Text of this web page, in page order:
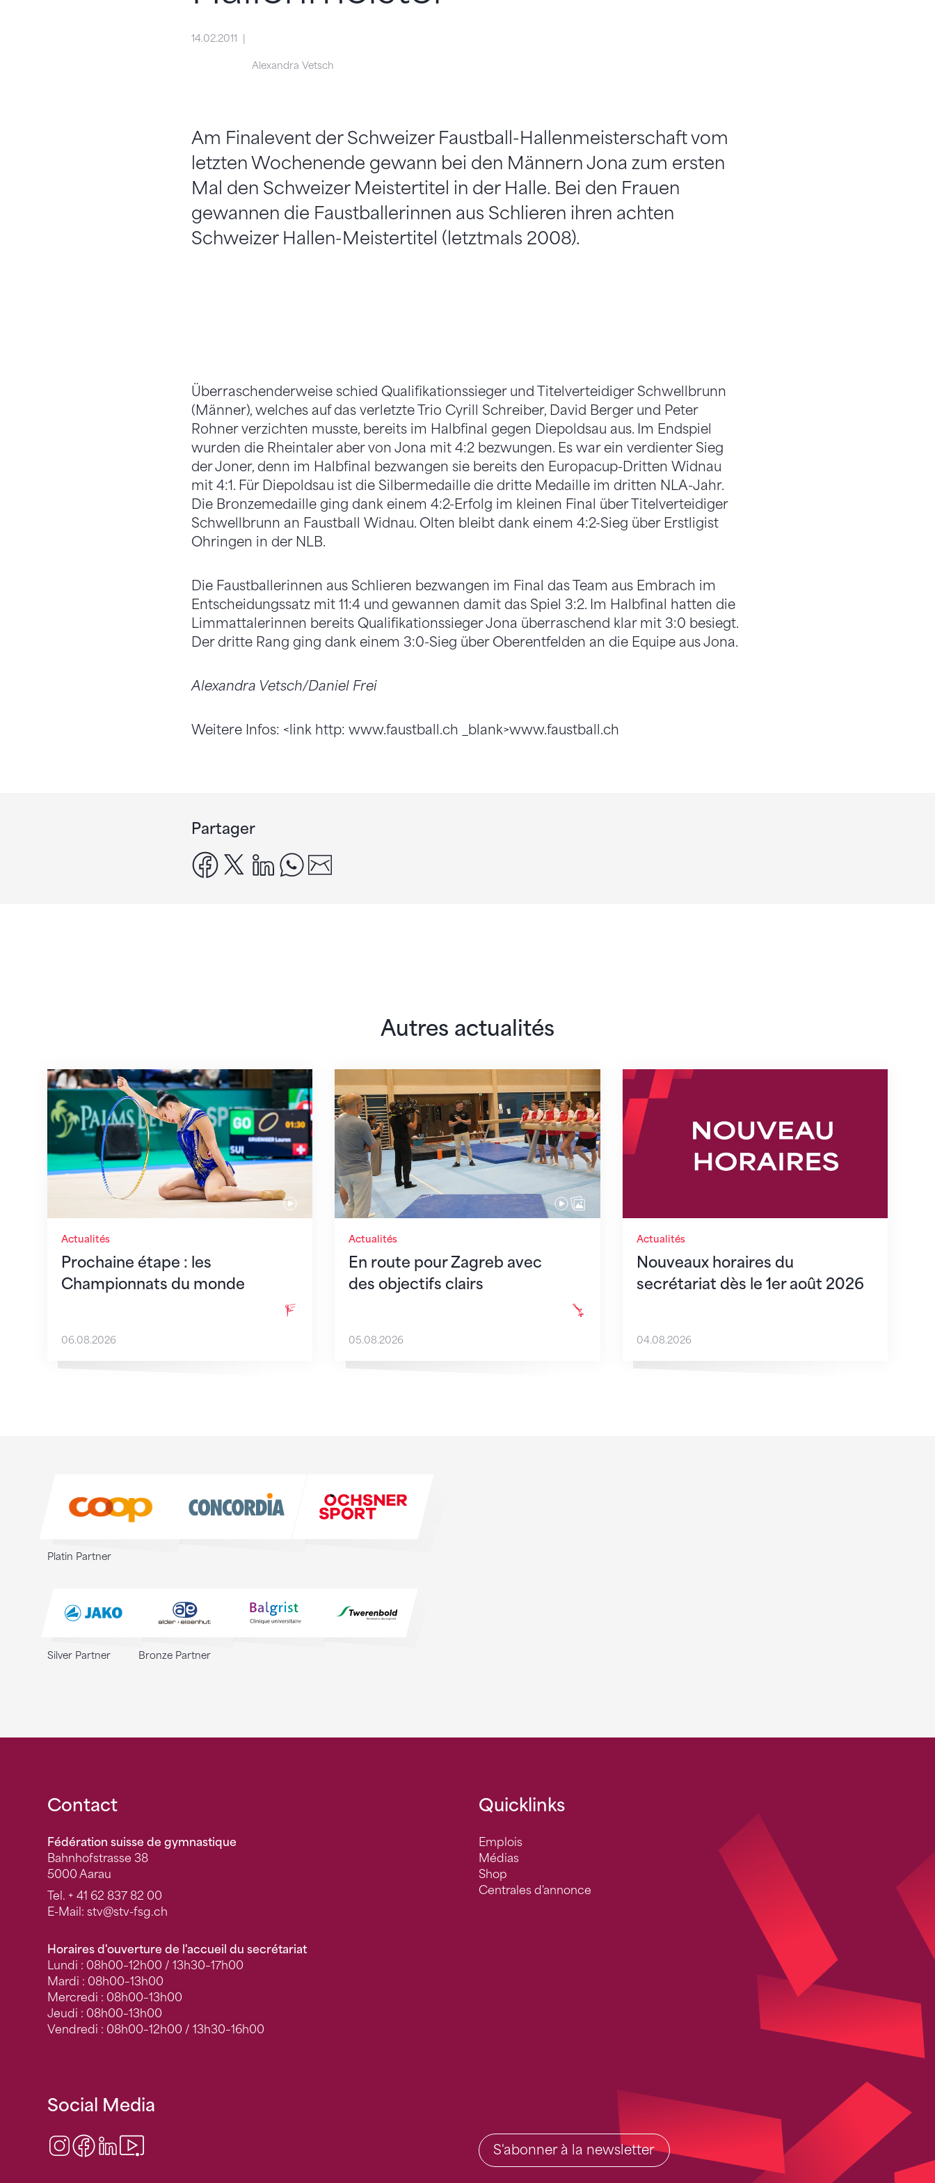
14.02.2011
Alexandra Vetsch
Am Finalevent der Schweizer Faustball-Hallenmeisterschaft vom
letzten Wochenende gewann bei den Männern Jona zum ersten
Mal den Schweizer Meistertitel in der Halle. Bei den Frauen
gewannen die Faustballerinnen aus Schlieren ihren achten
Schweizer Hallen-Meistertitel (letztmals 2008).
Überraschenderweise schied Qualifikationssieger und Titelverteidiger Schwellbrunn
(Männer), welches auf das verletzte Trio Cyrill Schreiber, David Berger und Peter
Rohner verzichten musste, bereits im Halbfinal gegen Diepoldsau aus. Im Endspiel
wurden die Rheintaler aber von Jona mit 4:2 bezwungen. Es war ein verdienter Sieg
der Joner, denn im Halbfinal bezwangen sie bereits den Europacup-Dritten Widnau
mit 4:1. Für Diepoldsau ist die Silbermedaille die dritte Medaille im dritten NLA-Jahr.
Die Bronzemedaille ging dank einem 4:2-Erfolg im kleinen Final über Titelverteidiger
Schwellbrunn an Faustball Widnau. Olten bleibt dank einem 4:2-Sieg über Erstligist
Ohringen in der NLB.
Die Faustballerinnen aus Schlieren bezwangen im Final das Team aus Embrach im
Entscheidungssatz mit 11:4 und gewannen damit das Spiel 3:2. Im Halbfinal hatten die
Limmattalerinnen bereits Qualifikationssieger Jona überraschend klar mit 3:0 besiegt.
Der dritte Rang ging dank einem 3:0-Sieg über Oberentfelden an die Equipe aus Jona.
Alexandra Vetsch/Daniel Frei
Weitere Infos: <link http: www.faustball.ch _blank>www.faustball.ch
Partager
facebook
x linkedinwhatsapp
Autres actualités
Actualités
Prochaine étape : les
Championnats du monde
Prochaine étape : les Championnats du monde
06.08.2026
Actualités
En route pour Zagreb avec
des objectifs clairs
En route pour Zagreb avec des objectifs clairs
05.08.2026
Actualités
Nouveaux horaires du
secrétariat dès le 1er août 2026
Nouveaux horaires du secrétariat dès le 1er août
04.08.2026
Platin Partner
Silver Partner Bronze Partner
Fusszeile
Contact
Fédération suisse de gymnastique
Bahnhofstrasse 38
5000 Aarau
Tel. + 41 62 837 82 00
E-Mail: stv@stv-fsg.ch
Horaires d'ouverture de l'accueil du secrétariat
Lundi : 08h00–12h00 / 13h30–17h00
Mardi : 08h00–13h00
Mercredi : 08h00–13h00
Jeudi : 08h00–13h00
Vendredi : 08h00–12h00 / 13h30–16h00
Quicklinks
Emplois
Médias
Shop
Centrales d'annonce
Social Media
Instagram
Facebook
LinkedIn S'abonner à la newsletter